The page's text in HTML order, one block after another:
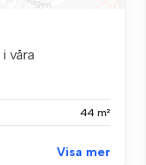
våra
44 m²
Visa mer